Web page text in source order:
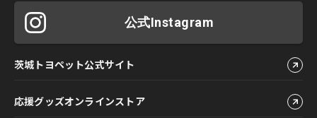
公式Instagram
茨城トヨペット公式サイト
応援グッズオンラインストア